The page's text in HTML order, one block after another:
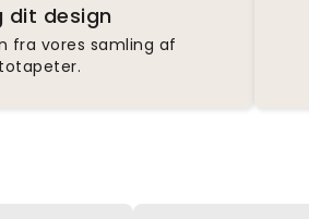
design
fra vores samling af